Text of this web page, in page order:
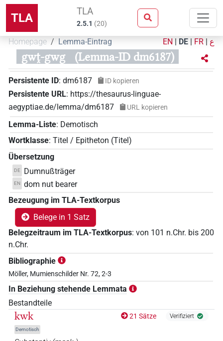
TLA TLA
2.5.1 (20)
Homepage Lemma-Eintrag EN | DE | FR | ع
gwṱ-gwg (Lemma-ID dm6187)
Persistente ID: dm6187 ID kopieren
Persistente URL: https://thesaurus-linguae-
aegyptiae.de/lemma/dm6187
URL kopieren
Lemma-Liste: Demotisch
Wortklasse: Titel / Epitheton (Titel )
Übersetzung
DE Dumnußträger
EN dom nut bearer
Bezeugung im TLA-Textkorpus
Belege in 1 Satz
Belegzeitraum im TLA-Textkorpus: von 101 n.Chr. bis 200
n.Chr.
Bibliographie
Möller, Mumienschilder Nr. 72, 2-3
In Beziehung stehende Lemmata
Bestandteile
kwk
Demotisch
21 Sätze Verifiziert